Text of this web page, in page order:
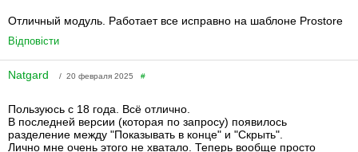
Отличный модуль. Работает все исправно на шаблоне Prostore
Відповісти
Natgard / 20 февраля 2025 #
Пользуюсь с 18 года. Всё отлично.
В последней версии (которая по запросу) появилось
разделение между "Показывать в конце" и "Скрыть".
Лично мне очень этого не хватало. Теперь вообще просто